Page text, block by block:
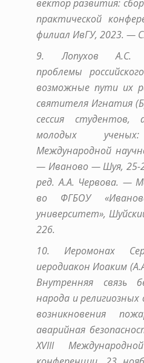
вектор развития:
практической
филиал ИвГУ, 2023. —
9. Лопухов А.С.
проблемы
возможные пути их
святителя Игнатия
сессия студентов,
молодых
Международной
— Иваново — Шуя, 25-
ред. А.А. Червова. —
во ФГБОУ
университет»,
226.
10. Иеромонах
иеродиакон Иоаким
Внутренняя связь
народа и
возникновения
аварийная
XVIII